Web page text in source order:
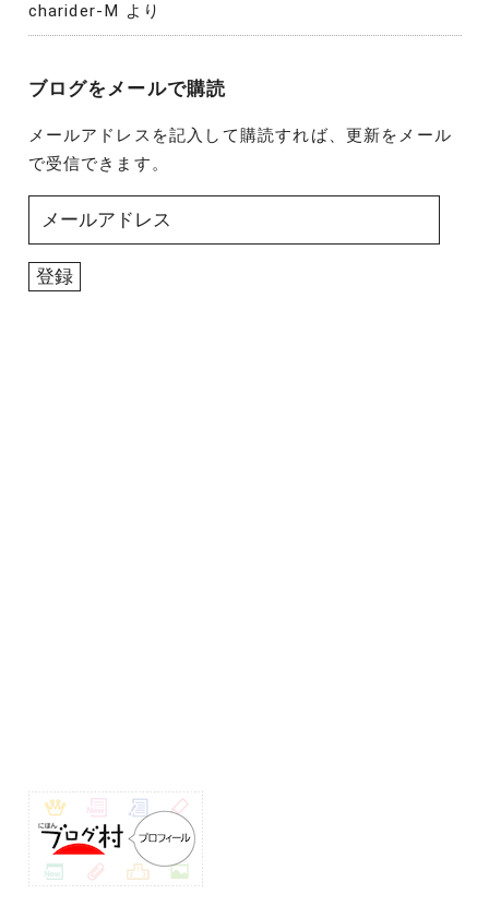
charider-M
より
ブログをメールで購読
メールアドレスを記入して購読すれば、更新をメール
で受信できます。
ル
ア
登録